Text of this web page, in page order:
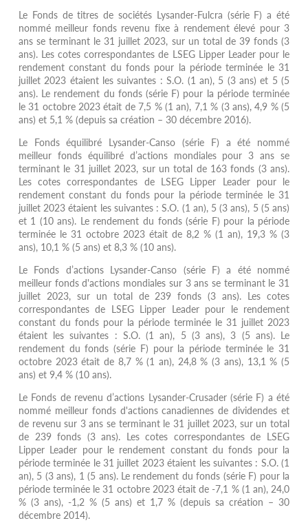
Le Fonds de titres de sociétés Lysander-Fulcra (série F) a été
nommé meilleur fonds revenu fixe à rendement élevé pour 3
ans se terminant le 31 juillet 2023, sur un total de 39 fonds (3
ans). Les cotes correspondantes de LSEG Lipper Leader pour le
rendement constant du fonds pour la période terminée le 31
juillet 2023 étaient les suivantes : S.O. (1 an), 5 (3 ans) et 5 (5
ans). Le rendement du fonds (série F) pour la période terminée
le 31 octobre 2023 était de 7,5 % (1 an), 7,1 % (3 ans), 4,9 % (5
ans) et 5,1 % (depuis sa création – 30 décembre 2016).
Le Fonds équilibré Lysander-Canso (série F) a été nommé
meilleur fonds équilibré d’actions mondiales pour 3 ans se
terminant le 31 juillet 2023, sur un total de 163 fonds (3 ans).
Les cotes correspondantes de LSEG Lipper Leader pour le
rendement constant du fonds pour la période terminée le 31
juillet 2023 étaient les suivantes : S.O. (1 an), 5 (3 ans), 5 (5 ans)
et 1 (10 ans). Le rendement du fonds (série F) pour la période
terminée le 31 octobre 2023 était de 8,2 % (1 an), 19,3 % (3
ans), 10,1 % (5 ans) et 8,3 % (10 ans).
Le Fonds d’actions Lysander-Canso (série F) a été nommé
meilleur fonds d'actions mondiales sur 3 ans se terminant le 31
juillet 2023, sur un total de 239 fonds (3 ans). Les cotes
correspondantes de LSEG Lipper Leader pour le rendement
constant du fonds pour la période terminée le 31 juillet 2023
étaient les suivantes : S.O. (1 an), 5 (3 ans), 3 (5 ans). Le
rendement du fonds (série F) pour la période terminée le 31
octobre 2023 était de 8,7 % (1 an), 24,8 % (3 ans), 13,1 % (5
ans) et 9,4 % (10 ans).
Le Fonds de revenu d’actions Lysander-Crusader (série F) a été
nommé meilleur fonds d'actions canadiennes de dividendes et
de revenu sur 3 ans se terminant le 31 juillet 2023, sur un total
de 239 fonds (3 ans). Les cotes correspondantes de LSEG
Lipper Leader pour le rendement constant du fonds pour la
période terminée le 31 juillet 2023 étaient les suivantes : S.O. (1
an), 5 (3 ans), 1 (5 ans). Le rendement du fonds (série F) pour la
période terminée le 31 octobre 2023 était de -7,1 % (1 an), 24,0
% (3 ans), -1,2 % (5 ans) et 1,7 % (depuis sa création – 30
décembre 2014).